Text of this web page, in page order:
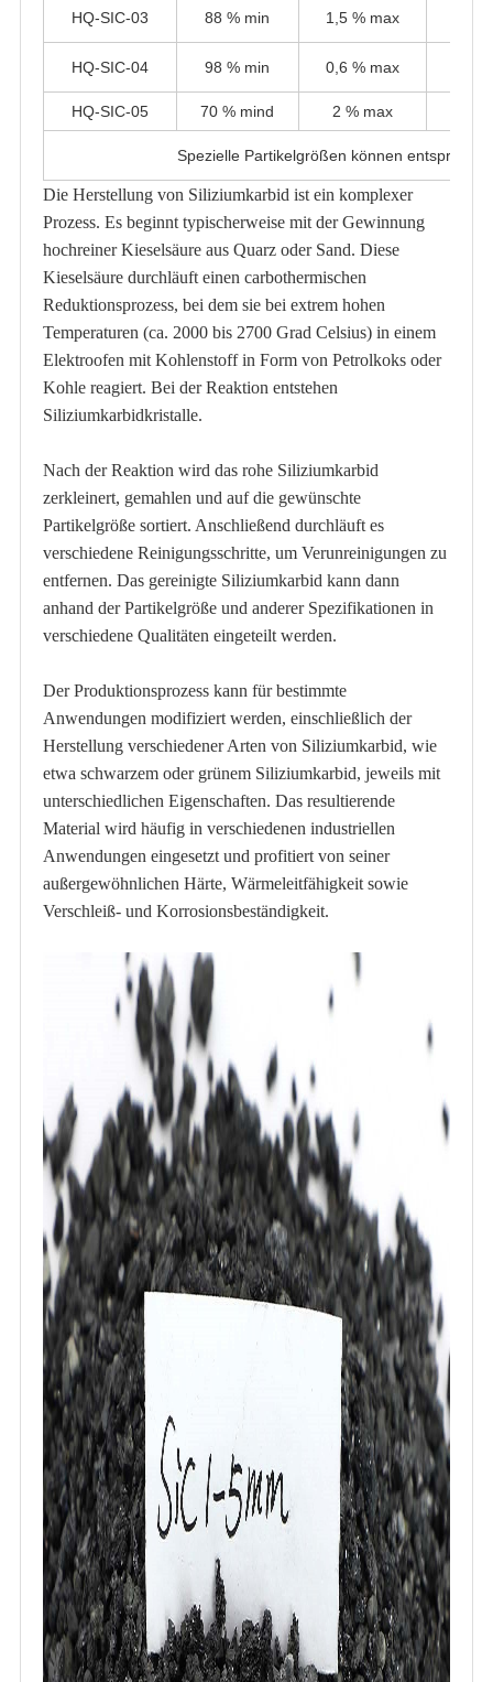
HQ-SIC-03 88 % min 1,5 % max
HQ-SIC-04 98 % min 0,6 % max
HQ-SIC-05 70 % mind 2 % max
Spezielle Partikelgrößen können
Die Herstellung von Siliziumkarbid ist ein komplexer
Prozess. Es beginnt typischerweise mit der Gewinnung
hochreiner Kieselsäure aus Quarz oder Sand. Diese
Kieselsäure durchläuft einen carbothermischen
Reduktionsprozess, bei dem sie bei extrem hohen
Temperaturen (ca. 2000 bis 2700 Grad Celsius) in einem
Elektroofen mit Kohlenstoff in Form von Petrolkoks oder
Kohle reagiert. Bei der Reaktion entstehen
Siliziumkarbidkristalle.
Nach der Reaktion wird das rohe Siliziumkarbid
zerkleinert, gemahlen und auf die gewünschte
Partikelgröße sortiert. Anschließend durchläuft es
verschiedene Reinigungsschritte, um Verunreinigungen zu
entfernen. Das gereinigte Siliziumkarbid kann dann
anhand der Partikelgröße und anderer Spezifikationen in
verschiedene Qualitäten eingeteilt werden.
Der Produktionsprozess kann für bestimmte
Anwendungen modifiziert werden, einschließlich der
Herstellung verschiedener Arten von Siliziumkarbid, wie
etwa schwarzem oder grünem Siliziumkarbid, jeweils mit
unterschiedlichen Eigenschaften. Das resultierende
Material wird häufig in verschiedenen industriellen
Anwendungen eingesetzt und profitiert von seiner
außergewöhnlichen Härte, Wärmeleitfähigkeit sowie
Verschleiß- und Korrosionsbeständigkeit.